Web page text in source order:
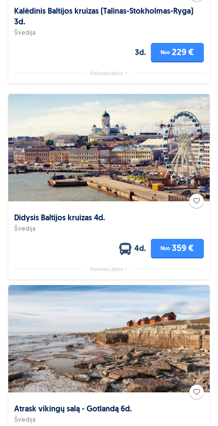
Kalėdinis Baltijos kruizas (Talinas-Stokholmas-Ryga)
3d.
Švedija
3d. Nuo 229 €
Kelionės datos
Didysis Baltijos kruizas 4d.
Švedija
4d. Nuo 359 €
Kelionės datos
Atrask vikingų salą - Gotlandą 6d.
Švedija